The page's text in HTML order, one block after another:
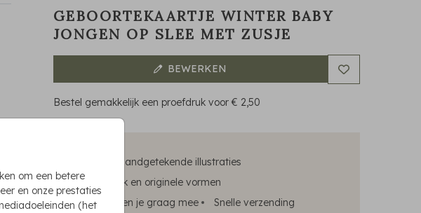
om een betere
en onze prestaties
(het
GEBOORTEKAARTJE WINTER BABY
JONGEN OP SLEE MET ZUSJE
BEWERKEN
Bestel gemakkelijk een proefdruk voor€ 2,50
Unieke handgetekende illustraties
Foliedruk en originele vormen
We helpen je graag mee
Snelle verzending